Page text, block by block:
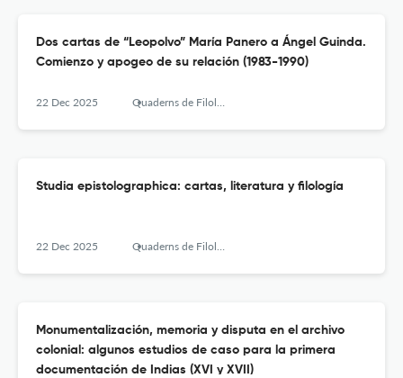
Dos cartas de “Leopolvo” María Panero a Ángel Guinda.
Comienzo y apogeo de su relación (1983-1990)
22 Dec 2025 Quaderns de Filologia - Estudis Literaris
Studia epistolographica: cartas, literatura y filología
22 Dec 2025 Quaderns de Filologia - Estudis Literaris
Monumentalización, memoria y disputa en el archivo
colonial: algunos estudios de caso para la primera
documentación de Indias (XVI y XVII)